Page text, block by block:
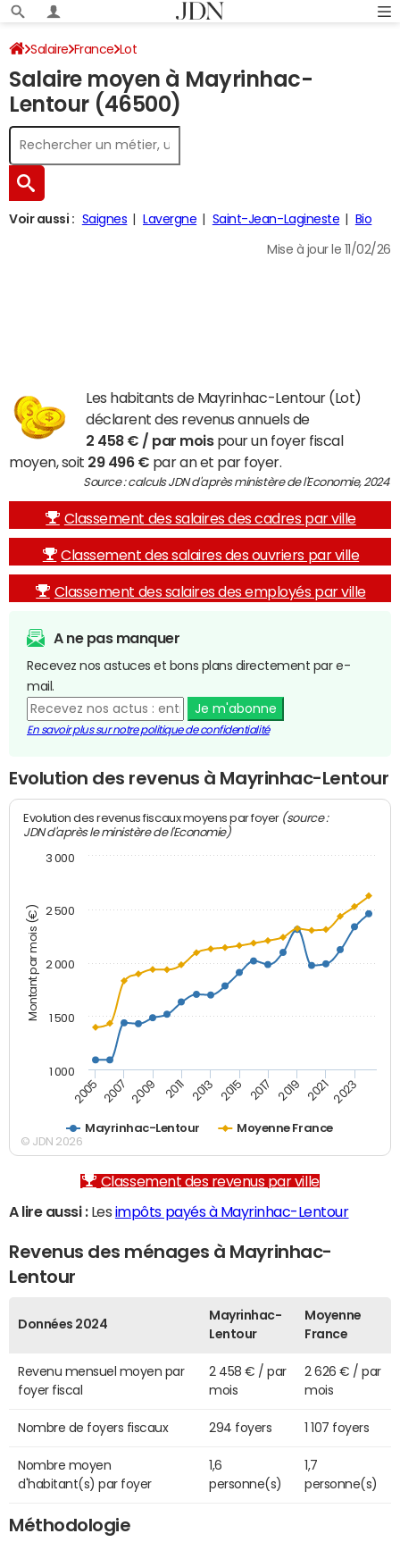
Salaire France Lot
Salaire moyen à Mayrinhac-
Lentour (46500)
Voir aussi : Saignes Lavergne Saint-Jean-Lagineste Bio
Mise à jour le 11/02/26
Les habitants de Mayrinhac-Lentour (Lot)
déclarent des revenus annuels de
2 458 € / par moispour un foyer fiscal
moyen, soit 29 496 € par an et par foyer.
Source : calculs JDN d'après ministère de l'Economie, 2024
Classement des salaires des cadres par ville
Classement des salaires des ouvriers par ville
Classement des salaires des employés par ville
A ne pas manquer
Recevez nos astuces et bons plans directement par e-
mail.
Je m'abonne
En savoir plus sur notre politique de confidentialité
Evolution des revenus à Mayrinhac-Lentour
Montant par mois (€)
Evolution des revenus fiscaux moyens par foyer (source :
JDN d'après le ministère de l'Economie)
Mayrinhac-Lentour Moyenne France
2005 2007 2009 2011 2013 2015 2017 2019 2021 2023
1 000
1 500
2 000
2 500
3 000
© JDN 2026
Classement des revenus par ville
A lire aussi :Les impôts payés à Mayrinhac-Lentour
Revenus des ménages à Mayrinhac-
Lentour
Données 2024
Mayrinhac-
Lentour
Moyenne
France
Revenu mensuel moyen par
foyer fiscal
2 458 € / par
mois
2 626 € / par
mois
Nombre de foyers fiscaux 294 foyers 1 107 foyers
Nombre moyen
d'habitant(s) par foyer
1,6
personne(s)
1,7
personne(s)
Méthodologie